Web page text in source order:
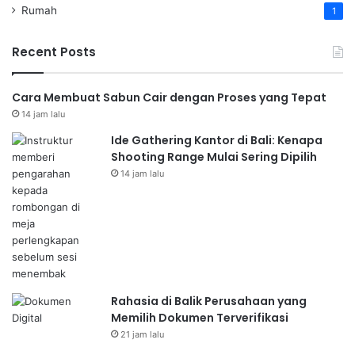
Rumah 1
Recent Posts
Cara Membuat Sabun Cair dengan Proses yang Tepat
14 jam lalu
Ide Gathering Kantor di Bali: Kenapa
Shooting Range Mulai Sering Dipilih
14 jam lalu
Rahasia di Balik Perusahaan yang
Memilih Dokumen Terverifikasi
21 jam lalu